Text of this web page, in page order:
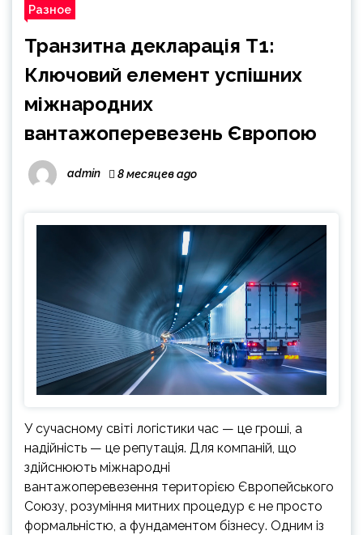
Разное
Транзитна декларація Т1:
Ключовий елемент успішних
міжнародних
вантажоперевезень Європою
admin 8 месяцев ago
У сучасному світі логістики час — це гроші, а
надійність — це репутація. Для компаній, що
здійснюють міжнародні
вантажоперевезення територією Європейського
Союзу, розуміння митних процедур є не просто
формальністю, а фундаментом бізнесу. Одним із